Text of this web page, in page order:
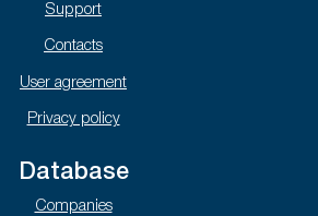
Support
Contacts
User agreement
Privacy policy
Database
Companies